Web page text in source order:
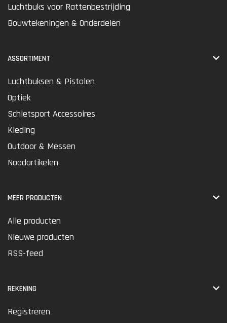
Luchtbuks voor Rattenbestrijding
Bouwtekeningen & Onderdelen
ASSORTIMENT
Luchtbuksen & Pistolen
Optiek
Schietsport Accessoires
Kleding
Outdoor & Messen
Noodartikelen
MEER PRODUCTEN
Alle producten
Nieuwe producten
RSS-feed
REKENING
Registreren